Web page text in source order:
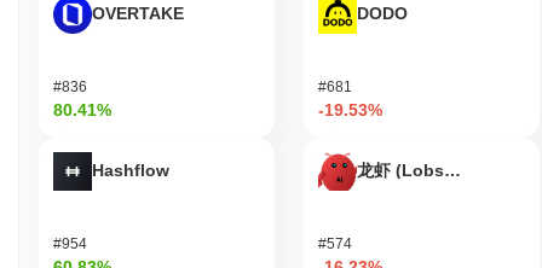
めのウォレットやマーケットプレイスなど、さまざまなアプリケ
ーションをサポートしています。この多面的なユーティリティに
びオフチェーン活動の両方で重要な役割を果たします。
Weecoins Premiumはまだ活動中または関連性があ
最新のデータによると、Weecoins Premiumは最近の開発や関与
OVERTAKE
#836
80.41%
Hashflow
#954
DODO
#681
-19.53%
龙虾 (Lobster)
#574